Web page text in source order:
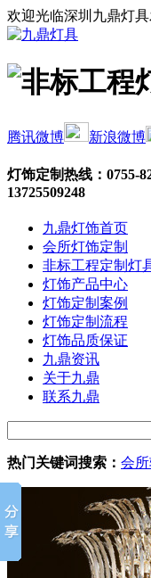
欢迎光临深圳九鼎灯
腾讯微博 新浪微博
灯饰定制热线： 0755-
13725509248
九鼎灯饰首页
会所灯饰定制
非标工程定制灯
灯饰产品中心
灯饰定制案例
灯饰定制流程
灯饰品质保证
九鼎资讯
关于九鼎
联系九鼎
热门关键词搜索： 会